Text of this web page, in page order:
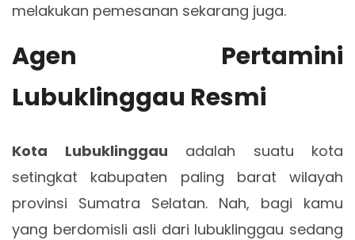
melakukan pemesanan sekarang juga.
Agen Pertamini
Lubuklinggau Resmi
Kota Lubuklinggau adalah suatu kota
setingkat kabupaten paling barat wilayah
provinsi Sumatra Selatan. Nah, bagi kamu
yang berdomisli asli dari lubuklinggau sedang